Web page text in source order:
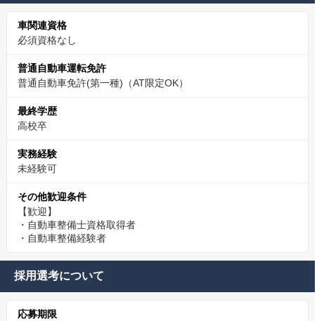
車関連資格
必須資格なし
普通自動車運転免許
普通自動車免許(第一種)（AT限定OK）
最終学歴
高校卒
実務経験
未経験可
その他歓迎条件
【歓迎】
・自動車整備士資格取得者
・自動車整備経験者
採用選考について
応募期限